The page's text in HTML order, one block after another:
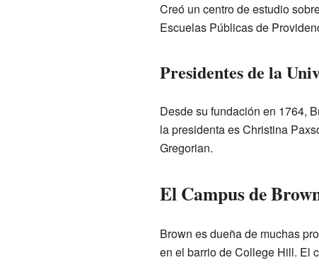
Creó un centro de estudio
Escuelas Públicas de
Presidentes de la
Desde su fundación en 1764,
la presidenta es Christina
Gregorian.
El Campus de
Brown es dueña de muchas
en el barrio de College Hill. El